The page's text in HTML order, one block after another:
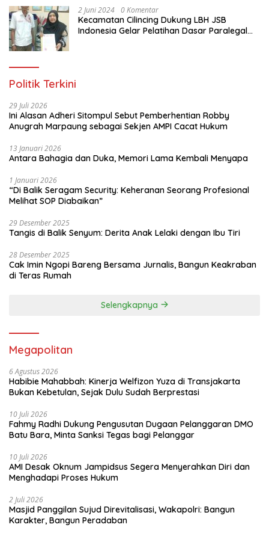
merawat hutan kita, sehingga kemudian
semuanya bisa terjaga untuk
masyarakat, untuk anak-anak cucu kita,
2 Juni 2024 0 Komentar
Kecamatan Cilincing Dukung LBH JSB
Indonesia Gelar Pelatihan Dasar Paralegal
Politik Terkini
29 Juli 2026
Ini Alasan Adheri Sitompul Sebut Pemberhentian Robby
Anugrah Marpaung sebagai Sekjen AMPI Cacat Hukum
13 Januari 2026
Antara Bahagia dan Duka, Memori Lama Kembali Menyapa
1 Januari 2026
“Di Balik Seragam Security: Keheranan Seorang Profesional
Melihat SOP Diabaikan”
29 Desember 2025
Tangis di Balik Senyum: Derita Anak Lelaki dengan Ibu Tiri
28 Desember 2025
Cak Imin Ngopi Bareng Bersama Jurnalis, Bangun Keakraban
di Teras Rumah
Selengkapnya
Megapolitan
6 Agustus 2026
Habibie Mahabbah: Kinerja Welfizon Yuza di Transjakarta
Bukan Kebetulan, Sejak Dulu Sudah Berprestasi
10 Juli 2026
Fahmy Radhi Dukung Pengusutan Dugaan Pelanggaran DMO
Batu Bara, Minta Sanksi Tegas bagi Pelanggar
10 Juli 2026
AMI Desak Oknum Jampidsus Segera Menyerahkan Diri dan
Menghadapi Proses Hukum
2 Juli 2026
Masjid Panggilan Sujud Direvitalisasi, Wakapolri: Bangun
Karakter, Bangun Peradaban